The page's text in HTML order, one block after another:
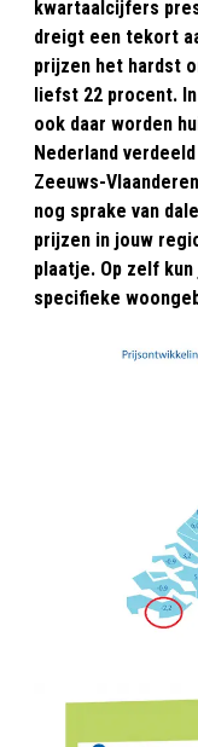
kwartaalcijfers
dreigt een tekort
prijzen het hardst
liefst 22 procent.
ook daar worden
Nederland
Zeeuws-
nog sprake van
prijzen in jouw
plaatje. Op zelf
specifieke